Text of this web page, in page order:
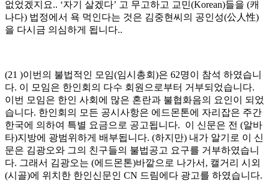
없었겠지요.. ‘자기 살겠다’ 고 무고하고 교민(Korean)들을 (캐
나다) 법정에서 욕 먹인다는 것은 김중현씨의 공인성(公人性)
을 다시금 의심하게 됩니다..
(21 )이번의 불법적인 모임(임시총회)은 62명이 참석 하였습니
다. 이 모임은 한인회의 다수 회원으로부터 거부되었습니다.
이번 모임은 한인 사회에 많은 혼란과 불협화음의 요인이 되었
습니다. 한인회의 모든 공시사항은 에드몬톤에 자리잡은 주간
한국에 의하여 특별 요금으로 공고됩니다. 이 신문은 전 (알바
타)지방에 광범위하게 배부됩니다. (하지만) 내가 알기로 이 신
문은 김광오와 그의 친구들의 불법공고 요구를 거부하였습니
다. 그래서 김광오는 (에드몬톤)바깥으로 나가서, 캘거리 시외
(시골)에 위치한 한인신문인 CN 드림에다 광고를 하였습니다.